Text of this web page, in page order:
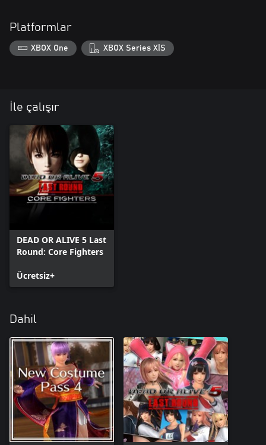
Platformlar
XBOX One XBOX Series X|S
İle çalışır
DEAD OR ALIVE 5 Last
Round: Core Fighters
Ücretsiz+
Dahil